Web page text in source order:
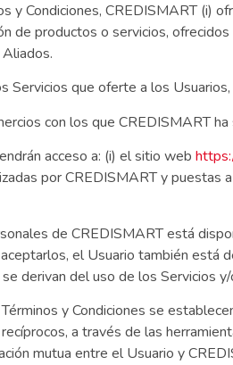
y Condiciones, CREDISMART (i)
de productos o servicios,
Servicios que oferte a los
con los que CREDISMART
acceso a: (i) el sitio web
por CREDISMART y
de CREDISMART está
el Usuario también
derivan del uso de los Servicios
y Condiciones se
a través de las
mutua entre el Usuario y